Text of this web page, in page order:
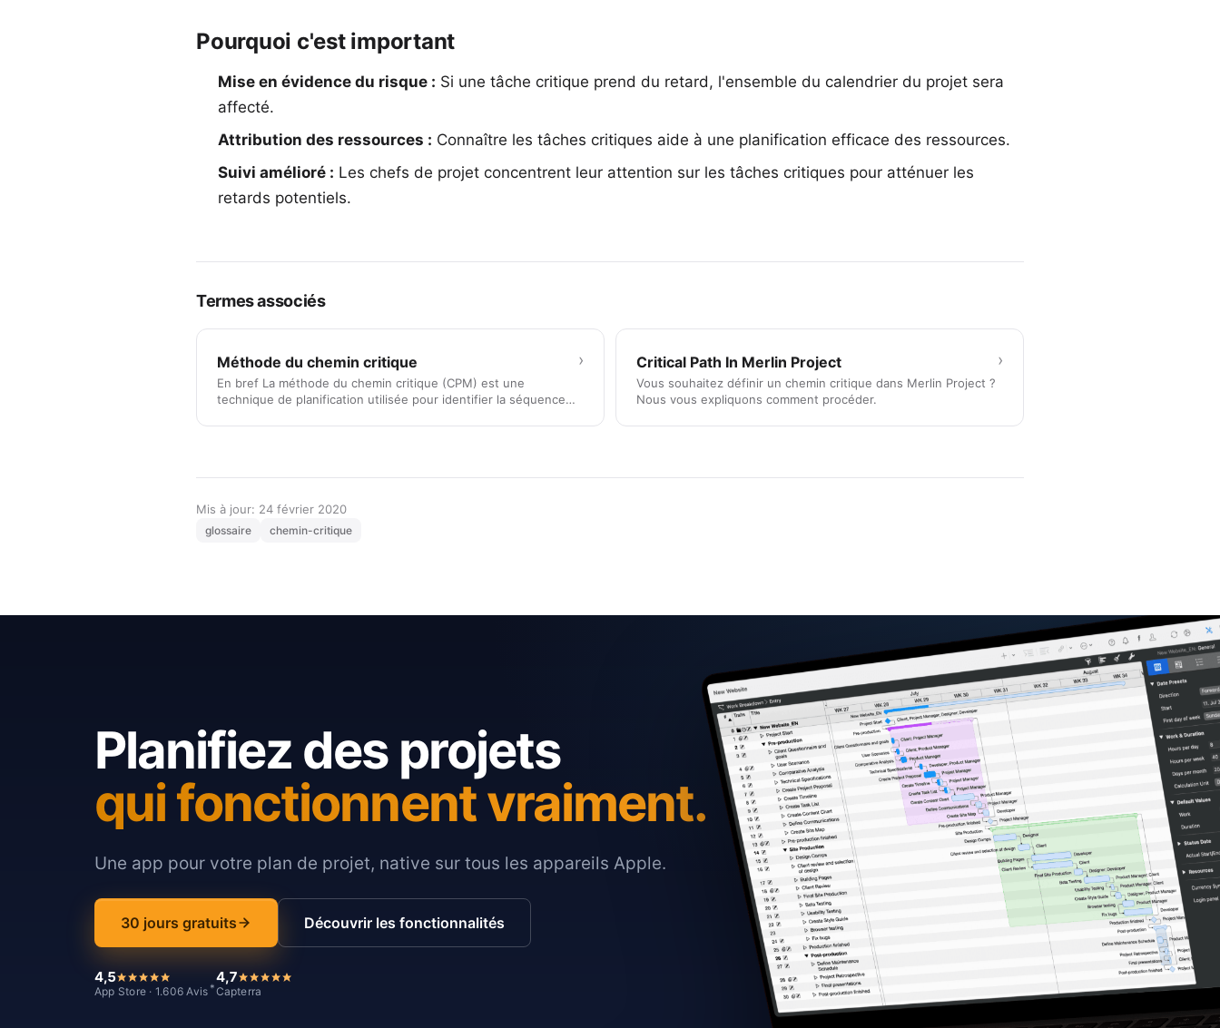
Pourquoi c'est important
Mise en évidence du risque : Si une tâche critique prend du retard, l'ensemble du calendrier du projet sera
affecté.
Attribution des ressources : Connaître les tâches critiques aide à une planification efficace des ressources.
Suivi amélioré : Les chefs de projet concentrent leur attention sur les tâches critiques pour atténuer les
retards potentiels.
Termes associés
Méthode du chemin critique
En bref La méthode du chemin critique (CPM) est une
technique de planification utilisée pour identifier la séquence
› Critical Path In Merlin Project
Vous souhaitez définir un chemin critique dans Merlin Project ?
Nous vous expliquons comment procéder.
›
Mis à jour: 24 février 2020
glossaire chemin-critique
Planifiez des projets
qui fonctionnent vraiment.
Une app pour votre plan de projet, native sur tous les appareils Apple.
30 jours gratuits Découvrir les fonctionnalités
4,5
App Store · 1.606 Avis *
4,7
Capterra